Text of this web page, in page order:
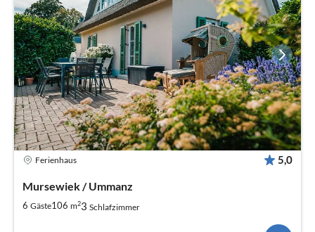
Ferienhaus 5,0
Mursewiek / Ummanz
6 Gäste106 m23 Schlafzimmer